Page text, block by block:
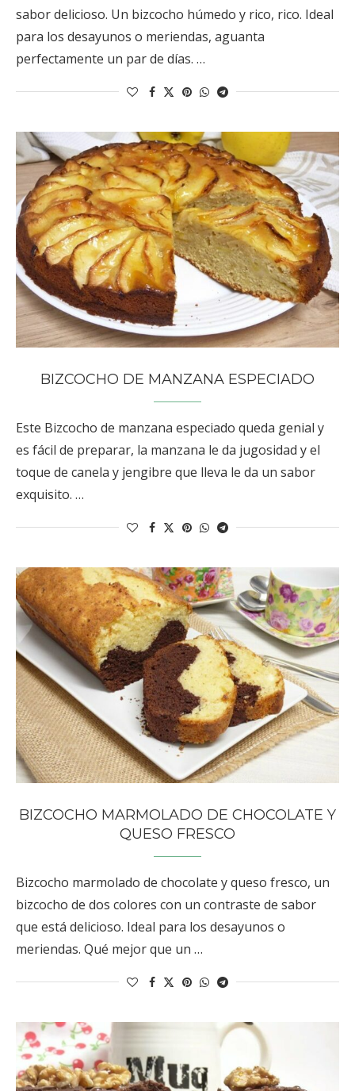
sabor delicioso. Un bizcocho húmedo y rico, rico. Ideal
para los desayunos o meriendas, aguanta
perfectamente un par de días. …
BIZCOCHO DE MANZANA ESPECIADO
Este Bizcocho de manzana especiado queda genial y
es fácil de preparar, la manzana le da jugosidad y el
toque de canela y jengibre que lleva le da un sabor
exquisito. …
BIZCOCHO MARMOLADO DE CHOCOLATE Y
QUESO FRESCO
Bizcocho marmolado de chocolate y queso fresco, un
bizcocho de dos colores con un contraste de sabor
que está delicioso. Ideal para los desayunos o
meriendas. Qué mejor que un …